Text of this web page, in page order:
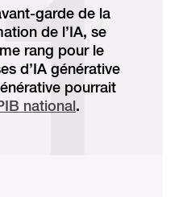
garde de la
de l’IA, se
rang pour le
d’IA générative
pourrait
national .